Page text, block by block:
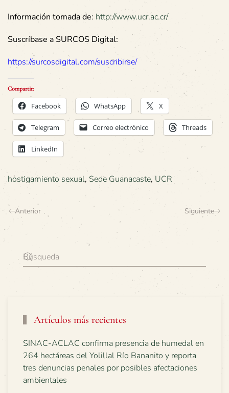
Información tomada de: http://www.ucr.ac.cr/
Suscríbase a SURCOS Digital:
https://surcosdigital.com/suscribirse/
Compartir:
Facebook WhatsApp X
Telegram Correo electrónico Threads
LinkedIn
hostigamiento sexual, Sede Guanacaste, UCR
Anterior Siguiente
Artículos más recientes
SINAC-ACLAC confirma presencia de humedal en
264 hectáreas del Yolillal Río Bananito y reporta
tres denuncias penales por posibles afectaciones
ambientales